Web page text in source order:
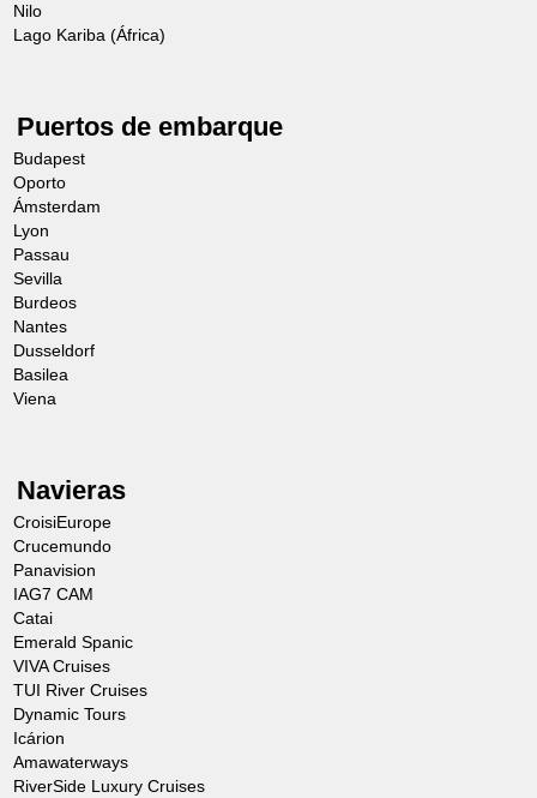
Nilo
Lago Kariba (África)
Puertos de embarque
Budapest
Oporto
Ámsterdam
Lyon
Passau
Sevilla
Burdeos
Nantes
Dusseldorf
Basilea
Viena
Navieras
CroisiEurope
Crucemundo
Panavision
IAG7 CAM
Catai
Emerald Spanic
VIVA Cruises
TUI River Cruises
Dynamic Tours
Icárion
Amawaterways
RiverSide Luxury Cruises